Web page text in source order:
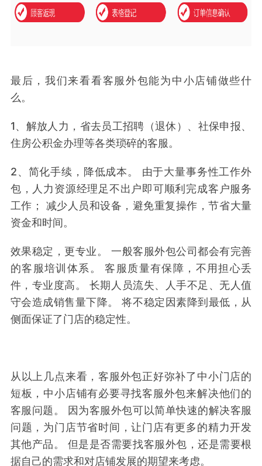
最后，我们来看看客服外包能为中小店铺做些什
么。
1、解放人力，省去员工招聘（退休）、社保申报、
住房公积金办理等各类琐碎的客服。
2、简化手续，降低成本。 由于大量事务性工作外
包，人力资源经理足不出户即可顺利完成客户服务
工作； 减少人员和设备，避免重复操作，节省大量
资金和时间。
效果稳定，更专业。 一般客服外包公司都会有完善
的客服培训体系。 客服质量有保障，不用担心丢
件，专业度高。 长期人员流失、人手不足、无人值
守会造成销售量下降。 将不稳定因素降到最低，从
侧面保证了门店的稳定性。
从以上几点来看，客服外包正好弥补了中小门店的
短板，中小店铺有必要寻找客服外包来解决他们的
客服问题。 因为客服外包可以简单快速的解决客服
问题，为门店节省时间，让门店有更多的精力开发
其他产品。 但是是否需要找客服外包，还是需要根
据自己的需求和对店铺发展的期望来考虑。